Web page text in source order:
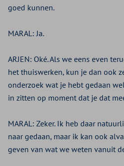
goed kunnen.
MARAL: Ja.
ARJEN: Oké. Als we eens even
het thuiswerken, kun je dan ook
onderzoek wat je hebt gedaan
in zitten op moment dat je dat
MARAL: Zeker. Ik heb daar
naar gedaan, maar ik kan ook
geven van wat we weten vanuit